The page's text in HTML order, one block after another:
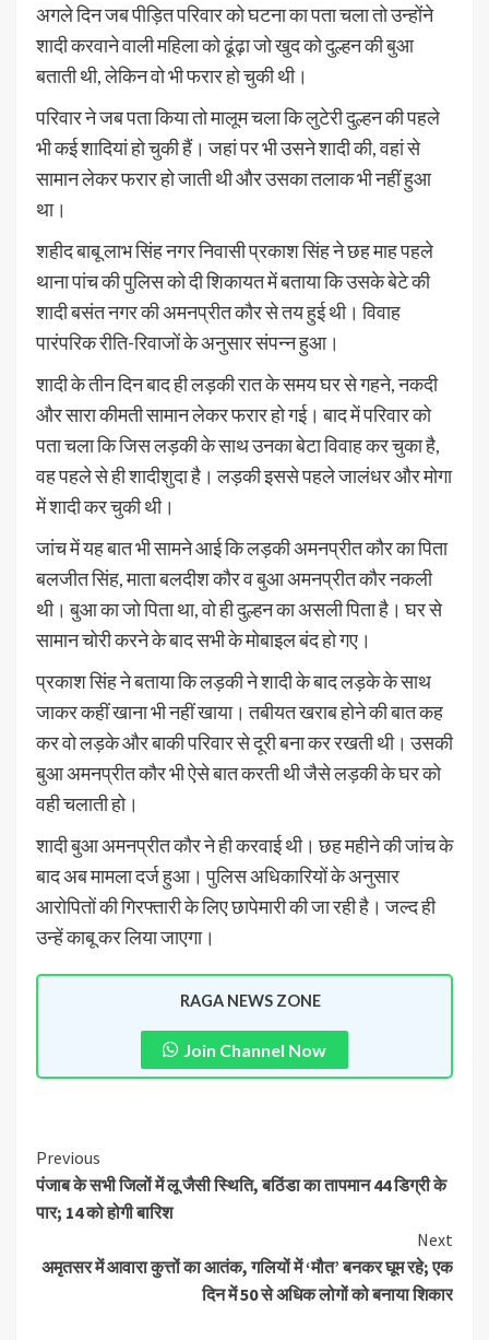
अगले दिन जब पीड़ित परिवार को घटना का पता चला तो उन्होंने
शादी करवाने वाली महिला को ढूंढ़ा जो खुद को दुल्हन की बुआ
बताती थी, लेकिन वो भी फरार हो चुकी थी।
परिवार ने जब पता किया तो मालूम चला कि लुटेरी दुल्हन की पहले
भी कई शादियां हो चुकी हैं। जहां पर भी उसने शादी की, वहां से
सामान लेकर फरार हो जाती थी और उसका तलाक भी नहीं हुआ
था।
शहीद बाबू लाभ सिंह नगर निवासी प्रकाश सिंह ने छह माह पहले
थाना पांच की पुलिस को दी शिकायत में बताया कि उसके बेटे की
शादी बसंत नगर की अमनप्रीत कौर से तय हुई थी। विवाह
पारंपरिक रीति-रिवाजों के अनुसार संपन्न हुआ।
शादी के तीन दिन बाद ही लड़की रात के समय घर से गहने, नकदी
और सारा कीमती सामान लेकर फरार हो गई। बाद में परिवार को
पता चला कि जिस लड़की के साथ उनका बेटा विवाह कर चुका है,
वह पहले से ही शादीशुदा है। लड़की इससे पहले जालंधर और मोगा
में शादी कर चुकी थी।
जांच में यह बात भी सामने आई कि लड़की अमनप्रीत कौर का पिता
बलजीत सिंह, माता बलदीश कौर व बुआ अमनप्रीत कौर नकली
थी। बुआ का जो पिता था, वो ही दुल्हन का असली पिता है। घर से
सामान चोरी करने के बाद सभी के मोबाइल बंद हो गए।
प्रकाश सिंह ने बताया कि लड़की ने शादी के बाद लड़के के साथ
जाकर कहीं खाना भी नहीं खाया। तबीयत खराब होने की बात कह
कर वो लड़के और बाकी परिवार से दूरी बना कर रखती थी। उसकी
बुआ अमनप्रीत कौर भी ऐसे बात करती थी जैसे लड़की के घर को
वही चलाती हो।
शादी बुआ अमनप्रीत कौर ने ही करवाई थी। छह महीने की जांच के
बाद अब मामला दर्ज हुआ। पुलिस अधिकारियों के अनुसार
आरोपितों की गिरफ्तारी के लिए छापेमारी की जा रही है। जल्द ही
उन्हें काबू कर लिया जाएगा।
RAGA NEWS ZONE
Join Channel Now
Previous
पंजाब के सभी जिलों में लू जैसी स्थिति, बठिंडा का तापमान 44 डिग्री के
पार; 14 को होगी बारिश
Next
अमृतसर में आवारा कुत्तों का आतंक, गलियों में ‘मौत’ बनकर घूम रहे; एक
दिन में 50 से अधिक लोगों को बनाया शिकार